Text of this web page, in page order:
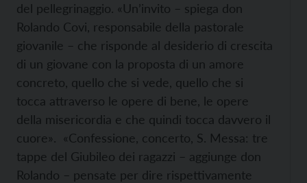
del pellegrinaggio. «Un’invito – spiega don
Rolando Covi, responsabile della pastorale
giovanile – che risponde al desiderio di crescita
di un giovane con la proposta di un amore
concreto, quello che si vede, quello che si
tocca attraverso le opere di bene, le opere
della misericordia e che quindi tocca davvero il
cuore». «Confessione, concerto, S. Messa: tre
tappe del Giubileo dei ragazzi – aggiunge don
Rolando – pensate per dire rispettivamente